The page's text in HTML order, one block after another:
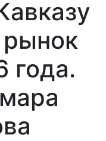
года.